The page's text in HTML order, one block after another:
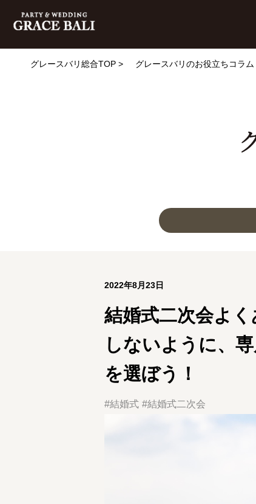
グレースバリ総合TOP グレースバリのお役立ちコラム
2022年8月23日
結婚式二次会よ
しないように、
を選ぼう！
#結婚式 #結婚式二次会